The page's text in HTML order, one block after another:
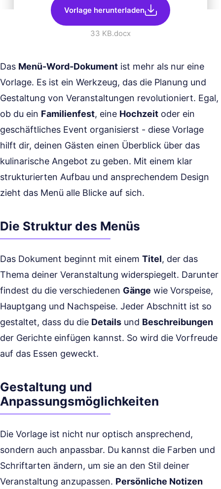
Vorlage herunterladen
33 KB.docx
Das Menü-Word-Dokument ist mehr als nur eine
Vorlage. Es ist ein Werkzeug, das die Planung und
Gestaltung von Veranstaltungen revolutioniert. Egal,
ob du ein Familienfest, eine Hochzeit oder ein
geschäftliches Event organisierst - diese Vorlage
hilft dir, deinen Gästen einen Überblick über das
kulinarische Angebot zu geben. Mit einem klar
strukturierten Aufbau und ansprechendem Design
zieht das Menü alle Blicke auf sich.
Die Struktur des Menüs
Das Dokument beginnt mit einem Titel, der das
Thema deiner Veranstaltung widerspiegelt. Darunter
findest du die verschiedenen Gänge wie Vorspeise,
Hauptgang und Nachspeise. Jeder Abschnitt ist so
gestaltet, dass du die Details und Beschreibungen
der Gerichte einfügen kannst. So wird die Vorfreude
auf das Essen geweckt.
Gestaltung und
Anpassungsmöglichkeiten
Die Vorlage ist nicht nur optisch ansprechend,
sondern auch anpassbar. Du kannst die Farben und
Schriftarten ändern, um sie an den Stil deiner
Veranstaltung anzupassen. Persönliche Notizen